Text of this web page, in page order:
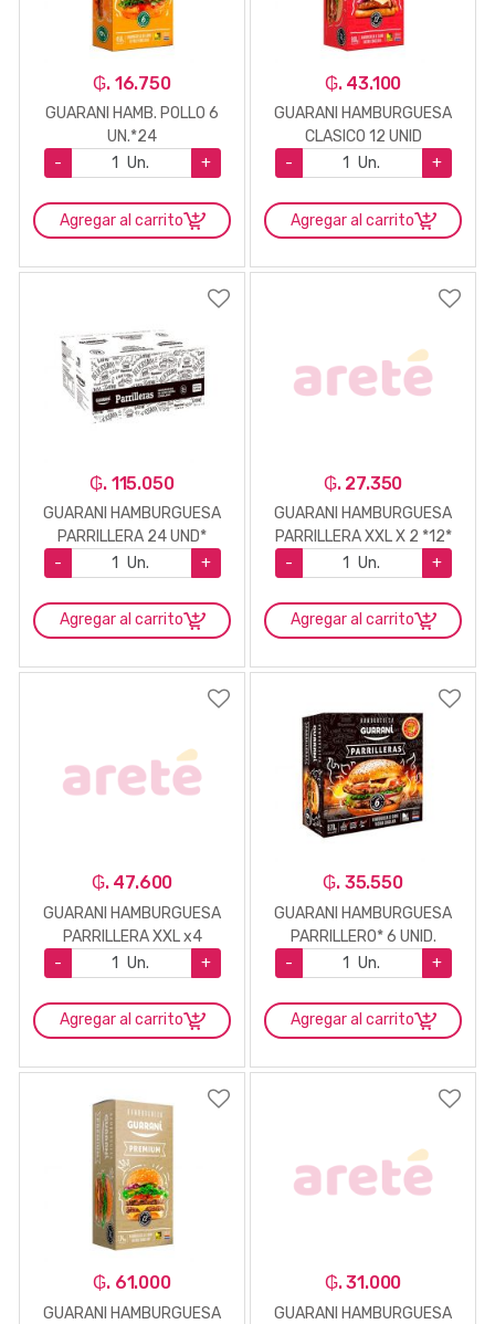
₲. 16.750
GUARANI HAMB. POLLO 6
UN.*24
-
Un. +
Agregar al carrito
₲. 43.100
GUARANI HAMBURGUESA
CLASICO 12 UNID
-
Un. +
Agregar al carrito
₲. 115.050
GUARANI HAMBURGUESA
PARRILLERA 24 UND*
-
Un. +
Agregar al carrito
₲. 27.350
GUARANI HAMBURGUESA
PARRILLERA XXL X 2 *12*
-
Un. +
Agregar al carrito
₲. 47.600
GUARANI HAMBURGUESA
PARRILLERA XXL x4
-
Un. +
Agregar al carrito
₲. 35.550
GUARANI HAMBURGUESA
PARRILLERO* 6 UNID.
-
Un. +
Agregar al carrito
₲. 61.000
GUARANI HAMBURGUESA
₲. 31.000
GUARANI HAMBURGUESA